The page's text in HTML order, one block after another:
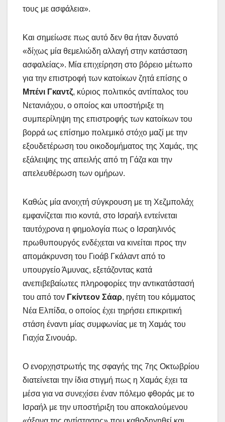
τους με ασφάλεια».
Και σημείωσε πως αυτό δεν θα ήταν δυνατό
«δίχως μία θεμελιώδη αλλαγή στην κατάσταση
ασφαλείας». Μία επιχείρηση στο βόρειο μέτωπο
για την επιστροφή των κατοίκων ζητά επίσης ο
Μπένι Γκαντζ, κύριος πολιτικός αντίπαλος του
Νετανιάχου, ο οποίος και υποστήριξε τη
συμπερίληψη της επιστροφής των κατοίκων του
βορρά ως επίσημο πολεμικό στόχο μαζί με την
εξουδετέρωση του οικοδομήματος της Χαμάς, της
εξάλειψης της απειλής από τη Γάζα και την
απελευθέρωση των ομήρων.
Καθώς μία ανοιχτή σύγκρουση με τη Χεζμπολάχ
εμφανίζεται πιο κοντά, στο Ισραήλ εντείνεται
ταυτόχρονα η φημολογία πως ο Ισραηλινός
πρωθυπουργός ενδέχεται να κινείται προς την
απομάκρυνση του Γιοάβ Γκάλαντ από το
υπουργείο Άμυνας, εξετάζοντας κατά
ανεπιβεβαίωτες πληροφορίες την αντικατάστασή
του από τον Γκίντεον Σάαρ, ηγέτη του κόμματος
Νέα Ελπίδα, ο οποίος έχει τηρήσει επικριτική
στάση έναντι μίας συμφωνίας με τη Χαμάς του
Γιαχία Σινουάρ.
Ο ενορχηστρωτής της σφαγής της 7ης Οκτωβρίου
διατείνεται την ίδια στιγμή πως η Χαμάς έχει τα
μέσα για να συνεχίσει έναν πόλεμο φθοράς με το
Ισραήλ με την υποστήριξη του αποκαλούμενου